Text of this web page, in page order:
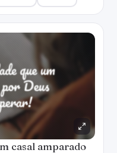
casal amparado